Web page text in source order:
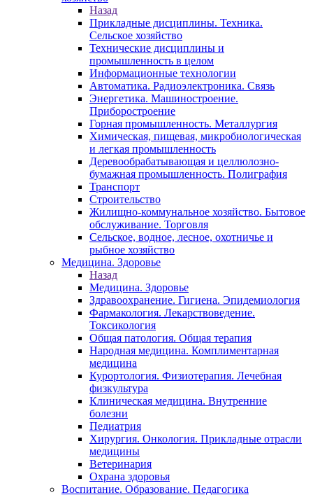
Назад
Прикладные дисциплины. Техника.
Сельское хозяйство
Технические дисциплины и
промышленность в целом
Информационные технологии
Автоматика. Радиоэлектроника. Связь
Энергетика. Машиностроение.
Приборостроение
Горная промышленность. Металлургия
Химическая, пищевая, микробиологическая
и легкая промышленность
Деревообрабатывающая и целлюлозно-
бумажная промышленность. Полиграфия
Транспорт
Строительство
Жилищно-коммунальное хозяйство. Бытовое
обслуживание. Торговля
Сельское, водное, лесное, охотничье и
рыбное хозяйство
Медицина. Здоровье
Назад
Медицина. Здоровье
Здравоохранение. Гигиена. Эпидемиология
Фармакология. Лекарствоведение.
Токсикология
Общая патология. Общая терапия
Народная медицина. Комплиментарная
медицина
Курортология. Физиотерапия. Лечебная
физкультура
Клиническая медицина. Внутренние
болезни
Педиатрия
Хирургия. Онкология. Прикладные отрасли
медицины
Ветеринария
Охрана здоровья
Воспитание. Образование. Педагогика